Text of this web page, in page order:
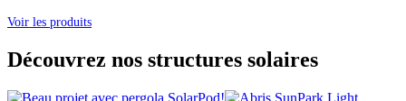
Voir les produits
Découvrez nos structures solaires